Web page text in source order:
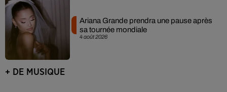
4 août 2026
Ariana Grande prendra une pause après
sa tournée mondiale
+ DE MUSIQUE